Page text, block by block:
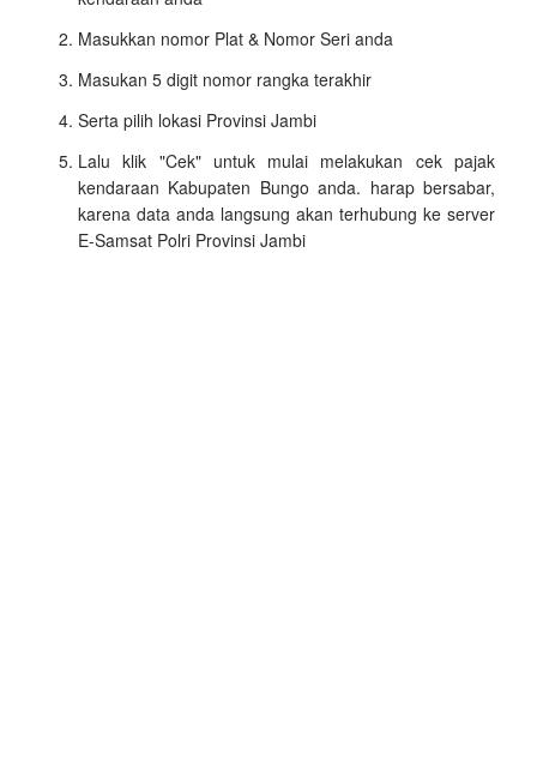
Masukkan nomor Plat & Nomor Seri anda
Masukan 5 digit nomor rangka terakhir
Serta pilih lokasi Provinsi Jambi
Lalu klik "Cek" untuk mulai melakukan cek pajak
kendaraan Kabupaten Bungo anda. harap bersabar,
karena data anda langsung akan terhubung ke server
E-Samsat Polri Provinsi Jambi